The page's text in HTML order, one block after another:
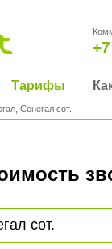
Тарифы
Сенегал сот.